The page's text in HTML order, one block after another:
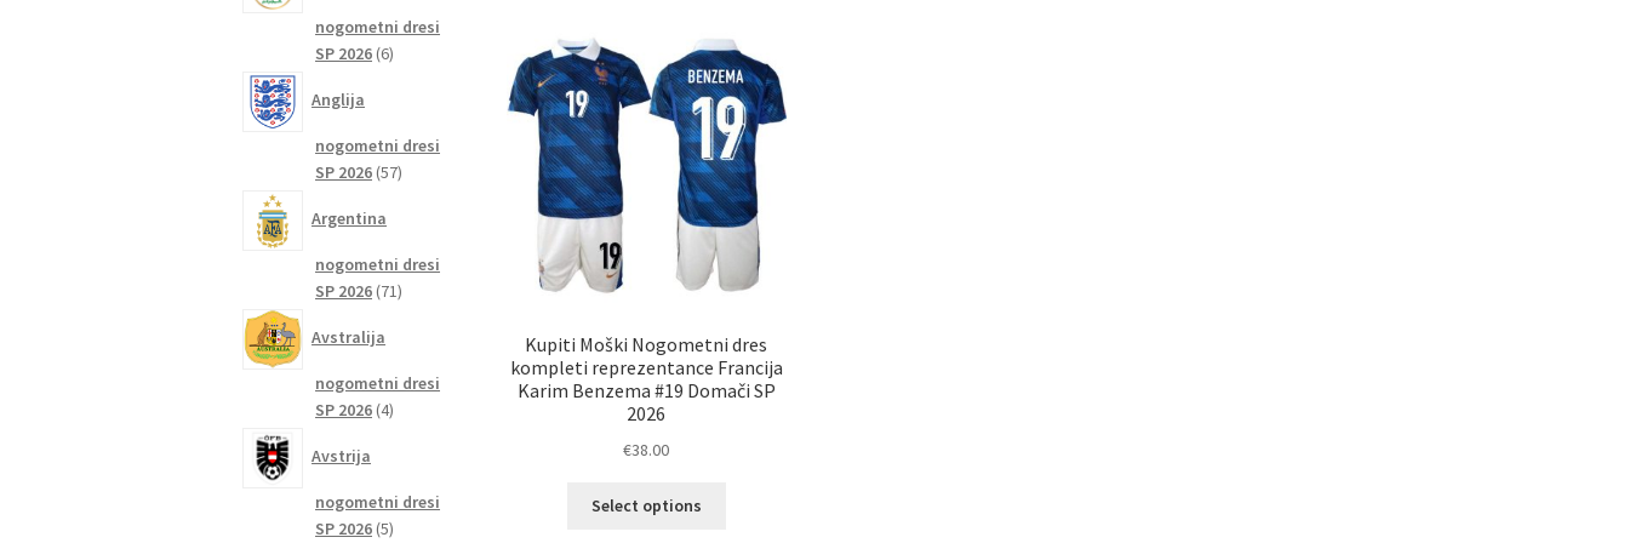
Kupiti Moški Nogometni dres
kompleti reprezentance Francija
Karim Benzema #19 Domači SP
2026
€38.00
Select options
nogometni dresi
SP 2026 66
Anglija
nogometni dresi
SP 2026 5757
Argentina
nogometni dresi
SP 2026 7171
Avstralija
nogometni dresi
SP 2026 44
Avstrija
nogometni dresi
SP 2026 55